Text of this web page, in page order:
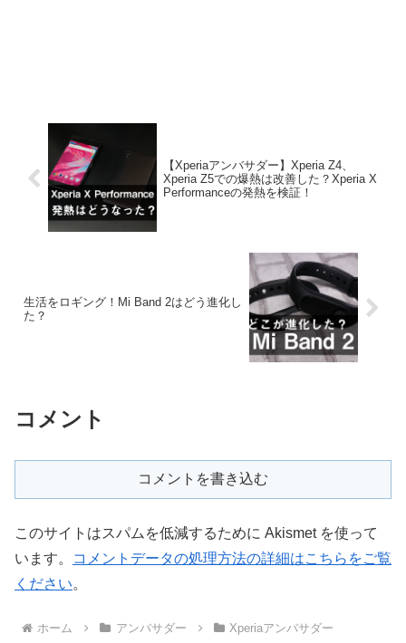
【Xperiaアンバサダー】Xperia Z4、
Xperia Z5での爆熱は改善した？Xperia X
Performanceの発熱を検証！
生活をロギング！Mi Band 2はどう進化し
た？
コメント
コメントを書き込む
このサイトはスパムを低減するために Akismet を使って
います。
コメントデータの処理方法の詳細はこちらをご覧
ください。
ホーム アンバサダー Xperiaアンバサダー